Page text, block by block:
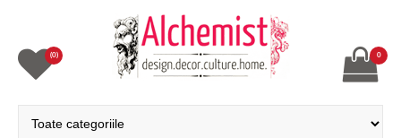
content
Transylvanian Alchemist
0
(0)